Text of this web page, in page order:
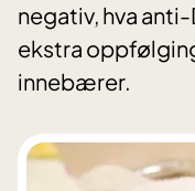
negativ, hva
ekstra
innebærer.